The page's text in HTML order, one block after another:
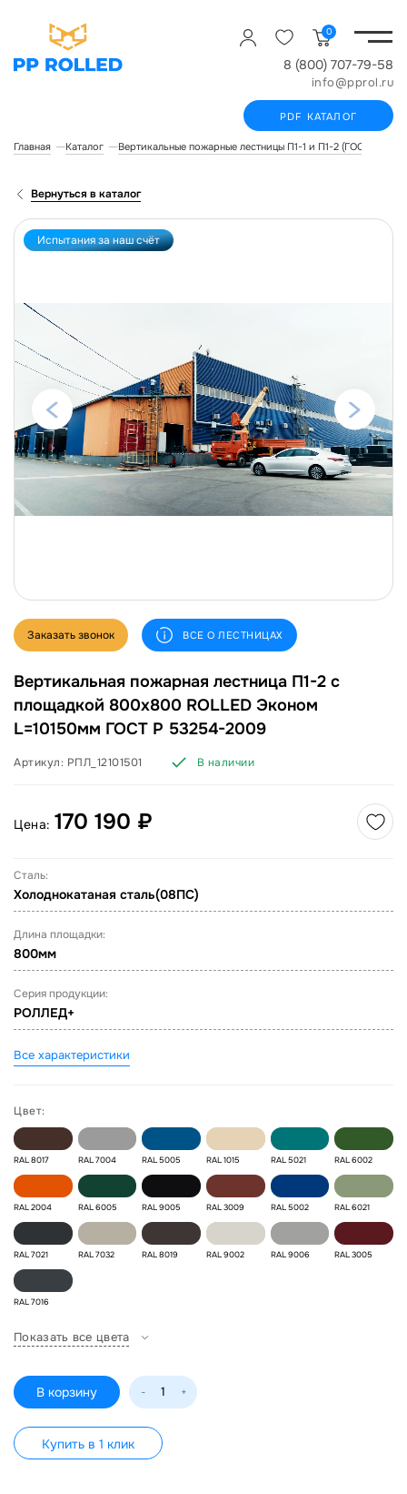
0
8 (800) 707-79-58
info@pprol.ru
PDF КАТАЛОГ
Главная Каталог Вертикальные пожарные лестницы П1-1 и П1-2 (ГОСТ Р
Вернуться в каталог
Испытания за наш счёт
Заказать звонок ВСЕ О ЛЕСТНИЦАХ
Вертикальная пожарная лестница П1-2 с
площадкой 800х800 ROLLED Эконом
L=10150мм ГОСТ Р 53254-2009
Артикул: РПЛ_12101501 В наличии
Цена: 170 190 ₽
Сталь:
Холоднокатаная сталь(08ПС)
Длина площадки:
800мм
Серия продукции:
РОЛЛЕД+
Все характеристики
Цвет:
RAL 8017 RAL 7004 RAL 5005 RAL 1015 RAL 5021 RAL 6002
RAL 2004 RAL 6005 RAL 9005 RAL 3009 RAL 5002 RAL 6021
RAL 7021 RAL 7032 RAL 8019 RAL 9002 RAL 9006 RAL 3005
RAL 7016
Показать все цвета
В корзину - +
Купить в 1 клик